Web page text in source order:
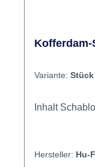
Kofferdam-
Variante:
Hersteller: Hu-